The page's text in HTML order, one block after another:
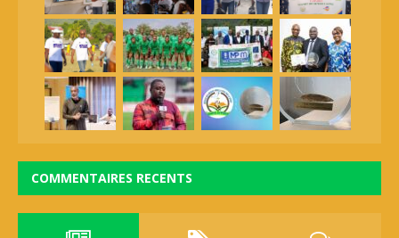
COMMENTAIRES RECENTS